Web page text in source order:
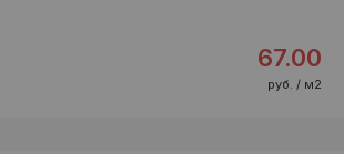
67.00
руб. / м2